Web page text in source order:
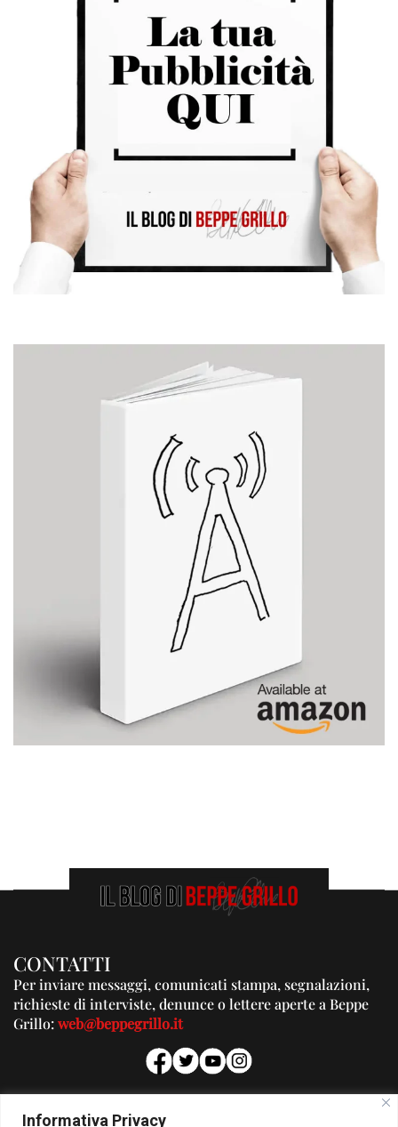
Informativa Privacy
CONTATTI
Per inviare messaggi, comunicati stampa, segnalazioni,
richieste di interviste, denunce o lettere aperte a Beppe
Grillo:web@beppegrillo.it
PUBBLICITA'